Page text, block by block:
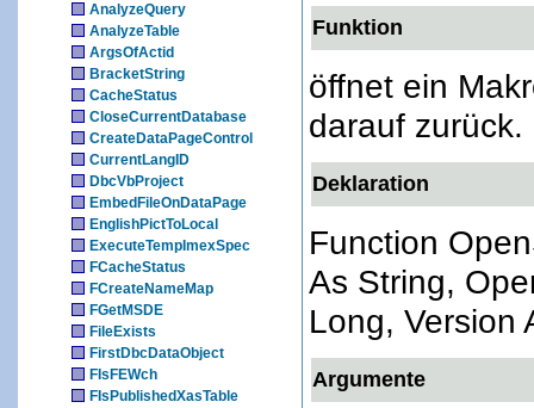
AnalyzeQuery
AnalyzeTable
ArgsOfActid
BracketString
CacheStatus
CloseCurrentDatabase
CreateDataPageControl
CurrentLangID
DbcVbProject
EmbedFileOnDataPage
EnglishPictToLocal
ExecuteTempImexSpec
FCacheStatus
FCreateNameMap
FGetMSDE
FileExists
FirstDbcDataObject
FIsFEWch
FIsPublishedXasTable
Funktion
öffnet ein
darauf zurück.
Deklaration
Function
As String,
Long, Version
Argumente